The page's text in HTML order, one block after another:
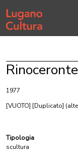
Home page
Rinoceronte
1977
[VUOTO] [Duplicato]
Tipologia
scultura